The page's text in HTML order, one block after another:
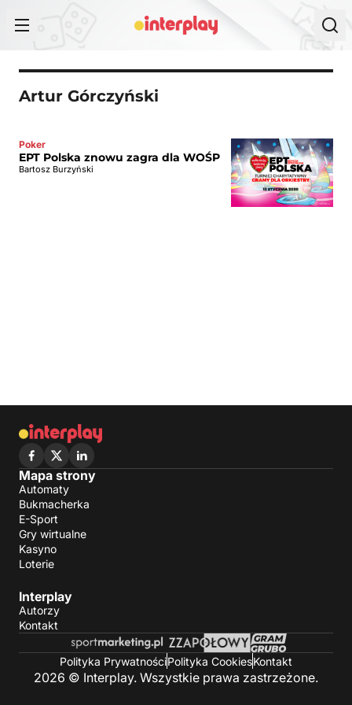
Artur Górczyński
Poker
EPT Polska znowu zagra dla WOŚP
Bartosz Burzyński
Mapa strony
Automaty
Bukmacherka
E-Sport
Gry wirtualne
Kasyno
Loterie
Interplay
Autorzy
Kontakt
Polityka PrywatnościPolityka CookiesKontakt
2026 © Interplay. Wszystkie prawa zastrzeżone.